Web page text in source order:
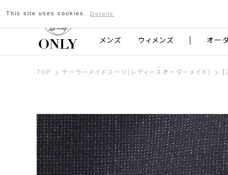
京都発のスーツブランド ONLY
メンズ ウィメンズ オー
TOP テーラーメイドスーツ(レディースオーダーメイド)
This site uses cookies. Details